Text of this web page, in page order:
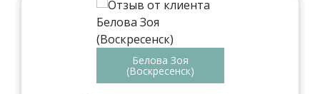
Белова Зоя
(Воскресенск)